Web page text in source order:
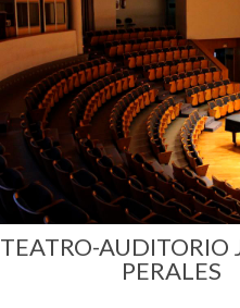
TEATRO-AUDITORIO
PERALES